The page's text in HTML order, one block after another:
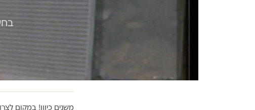
משנים כיוון! במקום